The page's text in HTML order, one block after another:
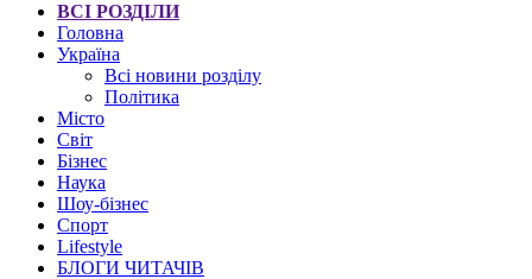
ВСІ РОЗДІЛИ
Головна
Україна
Всі новини розділу
Політика
Місто
Світ
Бізнес
Наука
Шоу-бізнес
Спорт
Lifestyle
БЛОГИ ЧИТАЧІВ